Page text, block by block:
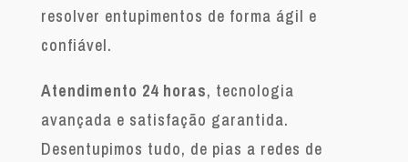
resolver entupimentos de forma ágil e
confiável.
Atendimento 24 horas, tecnologia
avançada e satisfação garantida.
Desentupimos tudo, de pias a redes de